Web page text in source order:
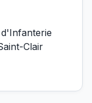
d'Infanterie
Clair